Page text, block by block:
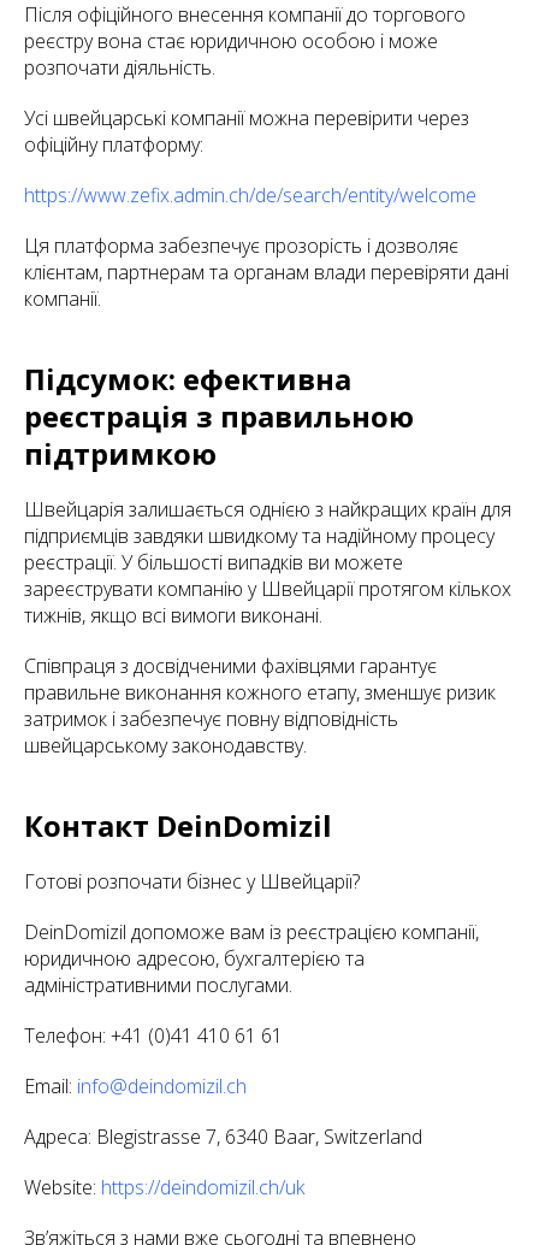
Після офіційного внесення компанії до торгового
реєстру вона стає юридичною особою і може
розпочати діяльність.
Усі швейцарські компанії можна перевірити через
офіційну платформу:
https://www.zefix.admin.ch/de/search/entity/welcome
Ця платформа забезпечує прозорість і дозволяє
клієнтам, партнерам та органам влади перевіряти дані
компанії.
Підсумок: ефективна
реєстрація з правильною
підтримкою
Швейцарія залишається однією з найкращих країн для
підприємців завдяки швидкому та надійному процесу
реєстрації. У більшості випадків ви можете
зареєструвати компанію у Швейцарії протягом кількох
тижнів, якщо всі вимоги виконані.
Співпраця з досвідченими фахівцями гарантує
правильне виконання кожного етапу, зменшує ризик
затримок і забезпечує повну відповідність
швейцарському законодавству.
Контакт DeinDomizil
Готові розпочати бізнес у Швейцарії?
DeinDomizil допоможе вам із реєстрацією компанії,
юридичною адресою, бухгалтерією та
адміністративними послугами.
Телефон: +41 (0)41 410 61 61
Email: info@deindomizil.ch
Адреса: Blegistrasse 7, 6340 Baar, Switzerland
Website: https://deindomizil.ch/uk
Зв’яжіться з нами вже сьогодні та впевнено